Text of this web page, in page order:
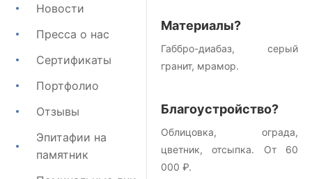
Новости
Пресса о нас
Сертификаты
Портфолио
Отзывы
Эпитафии на
памятник
Материалы?
Габбро-диабаз, серый
гранит, мрамор.
Благоустройство?
Облицовка, ограда,
цветник, отсыпка. От 60
000 ₽.